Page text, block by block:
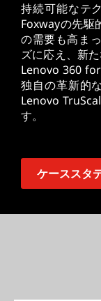
持続可能なテ
Foxwayの先駆
の需要も高ま
ズに応え、新
Lenovo 360
独自の革新的
Lenovo
す。
ケーススタ